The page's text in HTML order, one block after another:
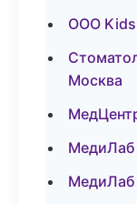
ООО
Москва
МедиЛаб
МедиЛаб